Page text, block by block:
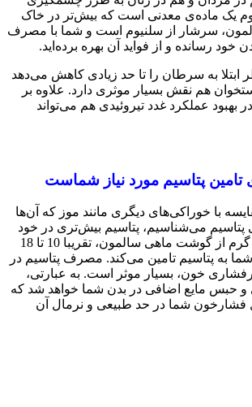
یک ماده‌ی معدنی است که بیش‌تر در خاک
سرشار از سلنیوم است و شما با مصرف
خود رسانده و از فواید آن بهره برده‌اید.
به سرطان را تا حد زیادی کاهش می‌دهد
هم نقش بسیار موثری دارد. علاوه‌ بر
بهبود عملکرد غدد تیروئیدی هم می‌تواند
تامین پتاسیم مورد نیاز شماست
با خوراکی‌های دیگری مانند موز که آن‌ها
پتاسیم می‌شناسیم، پتاسیم بیش‌تری در خود
جای داده ‌است. 100 گرم از گوشت ماهی سالمون، تقریبا 10 تا 18
شما به پتاسیم تامین می‌کند. مصرف پتاسیم در
پرفشاری خون، بسیار موثر است. به ‌عبارتی،
و حبس مایع اضافی در بدن شما خواهد شد که
فشارخون شما در حد طبیعی و نرمال آن